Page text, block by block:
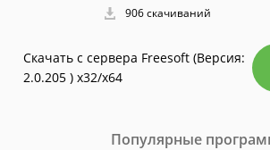
906 скачиваний
Скачать с сервера Freesoft (Версия:
2.0.205 ) x32/x64
Популярные